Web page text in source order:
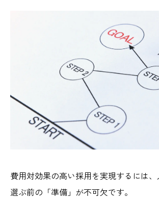
費用対効果の高い採用を実現するには
選ぶ前の「準備」が不可欠です。